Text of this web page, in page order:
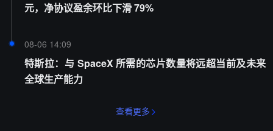
元，净协议盈余环比下滑 79%
08-06 14:09
特斯拉：与 SpaceX 所需的芯片数量将远超当前及未来
全球生产能力
查看更多